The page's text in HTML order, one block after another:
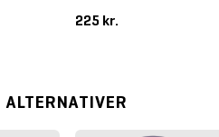
225 kr.
ALTERNATIVER